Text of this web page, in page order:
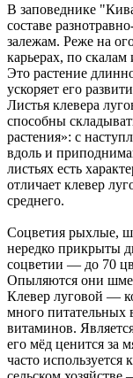
В заповеднике
составе
залежам. Реже на
карьерах, по
Это растение
ускоряет его
Листья клевера
способны
растения»: с
вдоль и
листьях есть
отличает клевер
среднего.
Соцветия рыхлые,
нередко прикрыты
соцветии — до 70
Опыляются они
Клевер луговой —
много питательных
витаминов.
его мёд ценится за
часто используется